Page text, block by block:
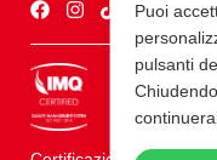
Puoi
pulsanti